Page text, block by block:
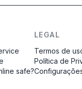
safe?
LEGAL
Termos de
Política de